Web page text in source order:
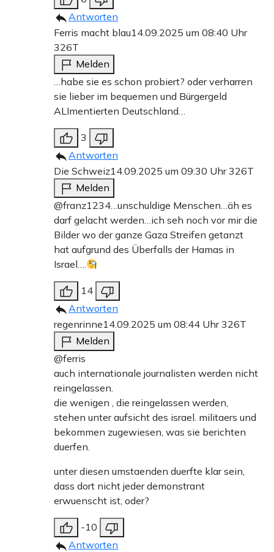
Antworten
Ferris macht blau14.09.2025 um 08:40 Uhr
326T
Melden
…habe sie es schon probiert? oder verharren
sie lieber im bequemen und Bürgergeld
ALImentierten Deutschland…
3
Antworten
Die Schweiz14.09.2025 um 09:30 Uhr326T
Melden
@franz1234…unschuldige Menschen…äh es
darf gelacht werden…ich seh noch vor mir die
Bilder wo der ganze Gaza Streifen getanzt
hat aufgrund des Überfalls der Hamas in
Israel….
14
Antworten
regenrinne14.09.2025 um 08:44 Uhr326T
Melden
@ferris
auch internationale journalisten werden nicht
reingelassen.
die wenigen , die reingelassen werden,
stehen unter aufsicht des israel. militaers und
bekommen zugewiesen, was sie berichten
duerfen.
unter diesen umstaenden duerfte klar sein,
dass dort nicht jeder demonstrant
erwuenscht ist, oder?
-10
Antworten